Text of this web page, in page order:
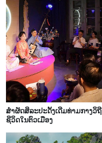
ສຳຜັດສິລະປະດັ້ງເດີມທ່າມກາງວິຖີ
ຊີວິດໃນຕົວເມືອງ